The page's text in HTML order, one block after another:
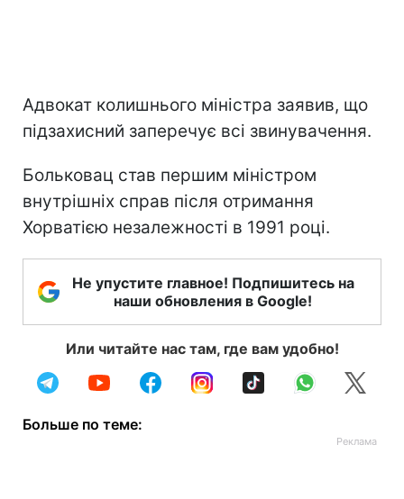
Адвокат колишнього міністра заявив, що
підзахисний заперечує всі звинувачення.
Больковац став першим міністром
внутрішніх справ після отримання
Хорватією незалежності в 1991 році.
Не упустите главное! Подпишитесь на
наши обновления в Google!
Или читайте нас там, где вам удобно!
Больше по теме: